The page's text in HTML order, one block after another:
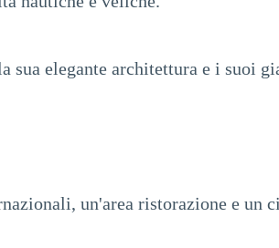
sua elegante architettura e i suoi
un'area ristorazione e un